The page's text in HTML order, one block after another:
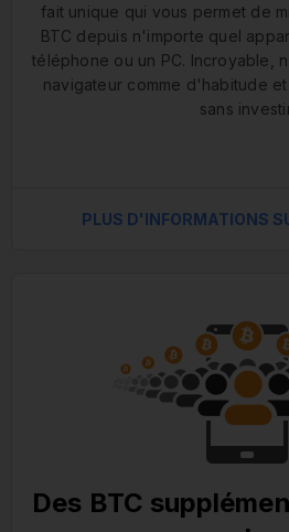
fait unique qui vous permet de
BTC depuis n'importe quel
téléphone ou un PC. Incroyable,
navigateur comme d'habitude
sans
PLUS D'INFORMATIONS
Des BTC